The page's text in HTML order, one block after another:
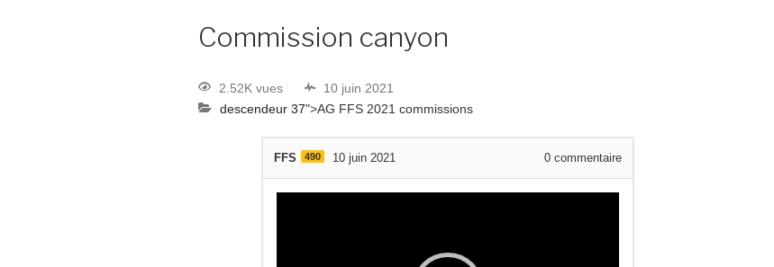
Commission canyon
2.52K vues
10 juin 2021
descendeur 37">AG FFS 2021 commissions
FFS 490 10 juin 2021 0 commentaire